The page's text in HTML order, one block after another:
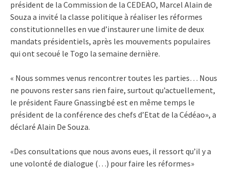
président de la Commission de la CEDEAO, Marcel Alain de
Souza a invité la classe politique à réaliser les réformes
constitutionnelles en vue d’instaurer une limite de deux
mandats présidentiels, après les mouvements populaires
qui ont secoué le Togo la semaine dernière.
« Nous sommes venus rencontrer toutes les parties… Nous
ne pouvons rester sans rien faire, surtout qu’actuellement,
le président Faure Gnassingbé est en même temps le
président de la conférence des chefs d’Etat de la Cédéao», a
déclaré Alain De Souza.
«Des consultations que nous avons eues, il ressort qu’il y a
une volonté de dialogue (…) pour faire les réformes»